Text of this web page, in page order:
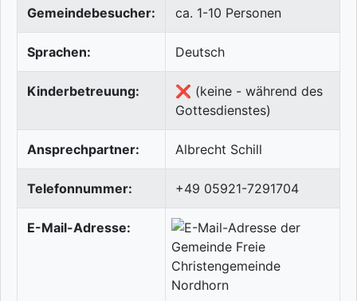
Gemeindebesucher: ca. 1-10 Personen
Sprachen: Deutsch
Kinderbetreuung:
❌ (keine - während des
Gottesdienstes)
Ansprechpartner: Albrecht Schill
Telefonnummer: +49 05921-7291704
E-Mail-Adresse: